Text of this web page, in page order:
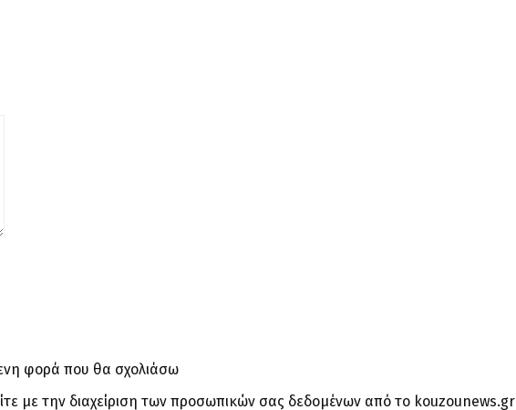
φορά που θα σχολιάσω
με την διαχείριση των προσωπικών σας δεδομένων από το kouzounews.gr